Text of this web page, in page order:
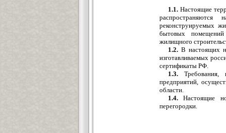
1.1. Настоящие
реконструируемых
бытовых помещений
жилищного
1.2. В настоящих
изготавливаемых
сертификаты РФ.
1.3. Требования,
предприятий,
области.
1.4. Настоящие
перегородки.